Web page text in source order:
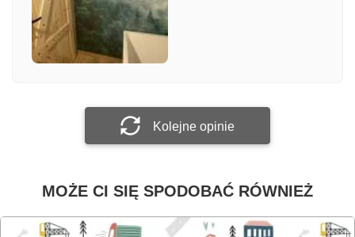
Załącz zdjęcie
Kolejne opinie
MOŻE CI SIĘ SPODOBAĆ RÓWNIEŻ